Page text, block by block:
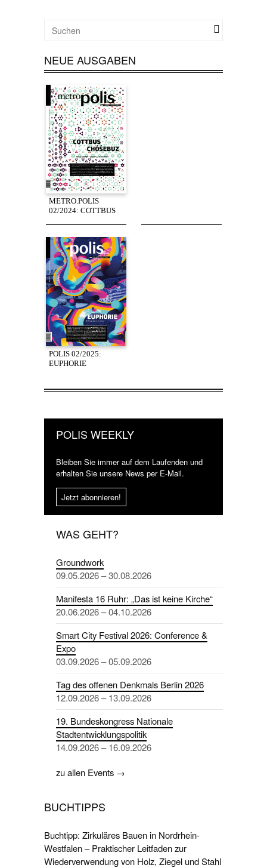
NEUE AUSGABEN
METRO.POLIS
02/2024: COTTBUS
POLIS 02/2025:
EUPHORIE
POLIS WEEKLY
Bleiben Sie immer auf dem Laufenden und
erhalten Sie unsere News per E-Mail.
Jetzt abonnieren!
WAS GEHT?
Groundwork
09.05.2026 – 30.08.2026
Manifesta 16 Ruhr: „Das ist keine Kirche“
20.06.2026 – 04.10.2026
Smart City Festival 2026: Conference &
Expo
03.09.2026 – 05.09.2026
Tag des offenen Denkmals Berlin 2026
12.09.2026 – 13.09.2026
19. Bundeskongress Nationale
Stadtentwicklungspolitik
14.09.2026 – 16.09.2026
zu allen Events →
BUCHTIPPS
Buchtipp: Zirkuläres Bauen in Nordrhein-
Westfalen – Praktischer Leitfaden zur
Wiederverwendung von Holz, Ziegel und Stahl